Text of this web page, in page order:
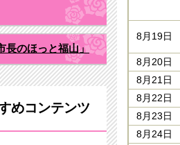
長のほっと福山」
めコンテンツ
8月19日
8月20日
8月21日
8月22日
8月23日
8月24日